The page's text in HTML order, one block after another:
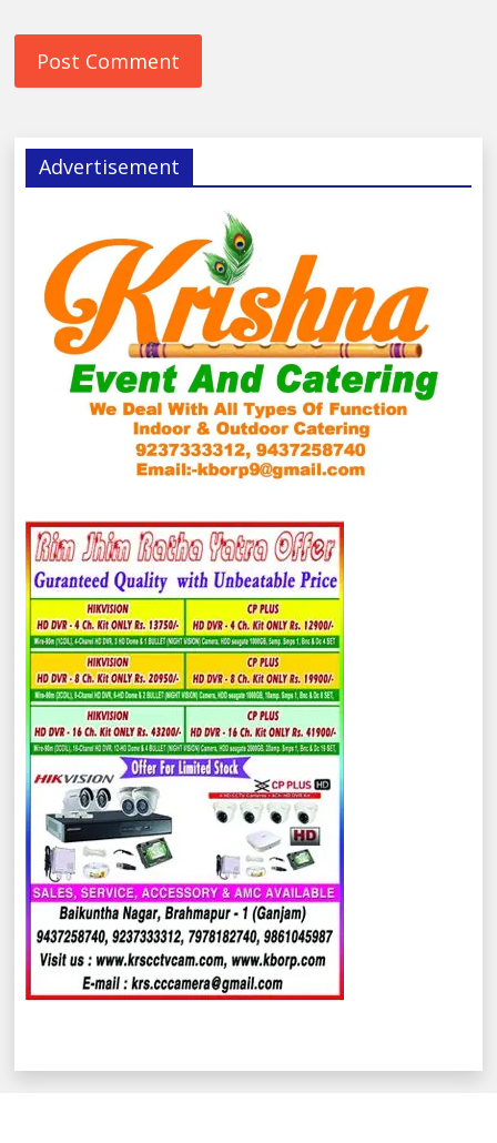
Advertisement